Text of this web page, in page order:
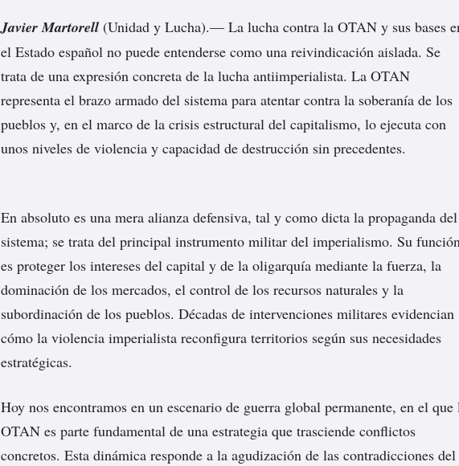
Javier Martorell (Unidad y Lucha).— La lucha contra la OTAN y sus bases
el Estado español no puede entenderse como una reivindicación aislada. Se
trata de una expresión concreta de la lucha antiimperialista. La OTAN
representa el brazo armado del sistema para atentar contra la soberanía de los
pueblos y, en el marco de la crisis estructural del capitalismo, lo ejecuta con
unos niveles de violencia y capacidad de destrucción sin precedentes.
En absoluto es una mera alianza defensiva, tal y como dicta la propaganda del
sistema; se trata del principal instrumento militar del imperialismo. Su
es proteger los intereses del capital y de la oligarquía mediante la fuerza, la
dominación de los mercados, el control de los recursos naturales y la
subordinación de los pueblos. Décadas de intervenciones militares evidencian
cómo la violencia imperialista reconfigura territorios según sus necesidades
estratégicas.
Hoy nos encontramos en un escenario de guerra global permanente, en el que
OTAN es parte fundamental de una estrategia que trasciende conflictos
concretos. Esta dinámica responde a la agudización de las contradicciones del